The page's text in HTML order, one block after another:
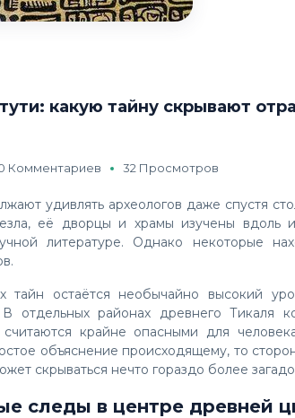
какую тайну скрывают
Комментариев 32 Просмотров
её дворцы и храмы изучены вдоль
литературе. Однако некоторые
отдельных районах древнего Тикаля
крайне опасными для
объяснение происходящему, то
скрываться нечто гораздо более
следы в центре древней